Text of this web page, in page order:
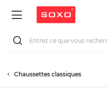
Chaussettes classiques